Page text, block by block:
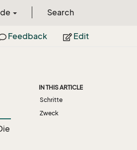
Search
Feedback Edit
IN THIS ARTICLE
Schritte
Zweck